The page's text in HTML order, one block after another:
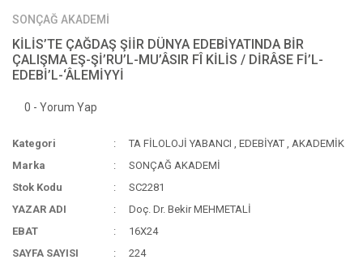
SONÇAĞ AKADEMİ
KİLİS’TE ÇAĞDAŞ ŞİİR DÜNYA EDEBİYATINDA BİR
ÇALIŞMA EŞ-Şİ’RU’L-MU’ÂSIR FÎ KİLİS / DİRÂSE Fİ’L-
EDEBİ’L-‘ÂLEMİYYİ
0 - Yorum Yap
Kategori TA FİLOLOJİ YABANCI ,EDEBİYAT ,AKADEMİK
Marka
SONÇAĞ AKADEMİ
Stok Kodu
SC2281
YAZAR ADI
Doç. Dr. Bekir MEHMETALİ
EBAT
16X24
SAYFA SAYISI
224